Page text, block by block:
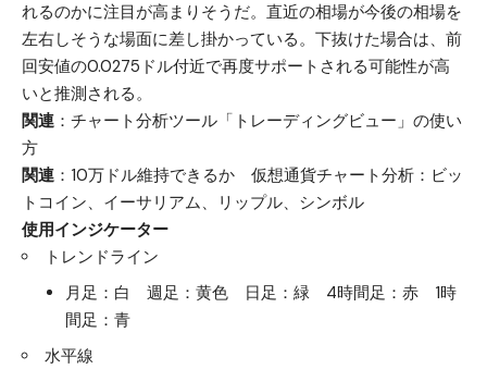
れるのかに注目が高まりそうだ。直近の相場が今後の相場を
左右しそうな場面に差し掛かっている。下抜けた場合は、前
回安値の0.0275ドル付近で再度サポートされる可能性が高
いと推測される。
関連 ： チャート分析ツール「トレーディングビュー」の使い
方
関連 ： 10万ドル維持できるか 仮想通貨チャート分析：ビッ
トコイン、イーサリアム、リップル、シンボル
使用インジケーター
トレンドライン
月足：白 週足：黄色 日足：緑 4時間足：赤 1時
間足：青
水平線